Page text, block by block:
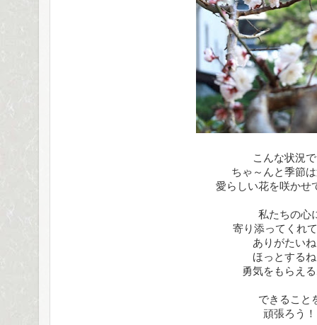
こんな状況
ちゃ～んと季節
愛らしい花を咲かせ
私たちの心
寄り添ってくれ
ありがたい
ほっとする
勇気をもらえ
できること
頑張ろう！